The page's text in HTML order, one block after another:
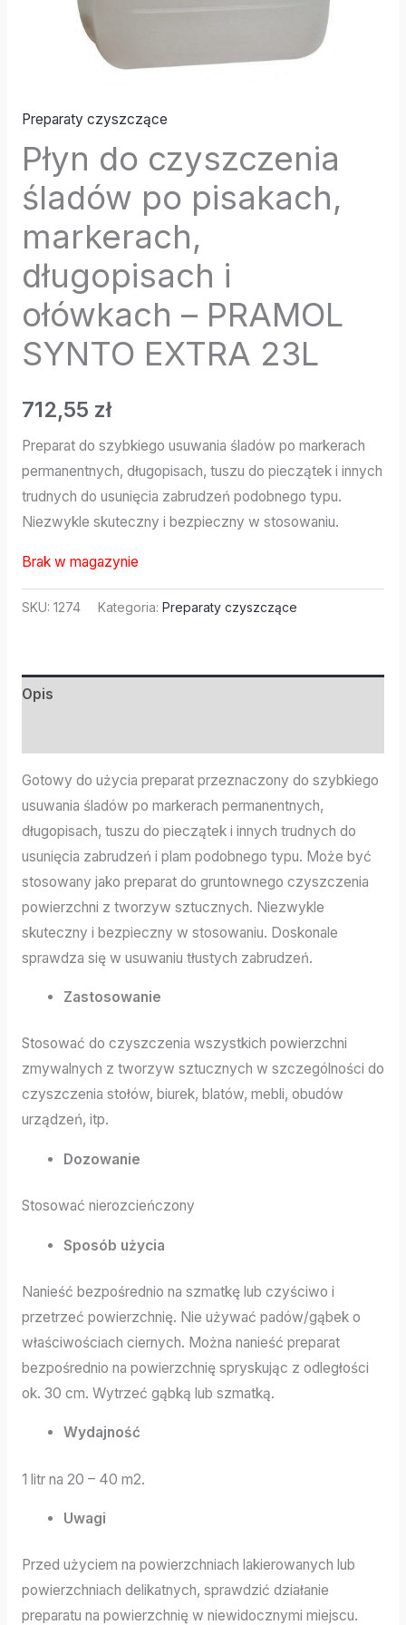
Preparaty czyszczące
Płyn do czyszczenia
śladów po pisakach,
markerach,
długopisach i
ołówkach – PRAMOL
SYNTO EXTRA 23L
712,55 zł
Preparat do szybkiego usuwania śladów po markerach
permanentnych, długopisach, tuszu do pieczątek i innych
trudnych do usunięcia zabrudzeń podobnego typu.
Niezwykle skuteczny i bezpieczny w stosowaniu.
Brak w magazynie
SKU: 1274 Kategoria: Preparaty czyszczące
Opis
Gotowy do użycia preparat przeznaczony do szybkiego
usuwania śladów po markerach permanentnych,
długopisach, tuszu do pieczątek i innych trudnych do
usunięcia zabrudzeń i plam podobnego typu. Może być
stosowany jako preparat do gruntownego czyszczenia
powierzchni z tworzyw sztucznych. Niezwykle
skuteczny i bezpieczny w stosowaniu. Doskonale
sprawdza się w usuwaniu tłustych zabrudzeń.
Zastosowanie
Stosować do czyszczenia wszystkich powierzchni
zmywalnych z tworzyw sztucznych w szczególności do
czyszczenia stołów, biurek, blatów, mebli, obudów
urządzeń, itp.
Dozowanie
Stosować nierozcieńczony
Sposób użycia
Nanieść bezpośrednio na szmatkę lub czyściwo i
przetrzeć powierzchnię. Nie używać padów/gąbek o
właściwościach ciernych. Można nanieść preparat
bezpośrednio na powierzchnię spryskując z odległości
ok. 30 cm. Wytrzeć gąbką lub szmatką.
Wydajność
1 litr na 20 – 40 m2.
Uwagi
Przed użyciem na powierzchniach lakierowanych lub
powierzchniach delikatnych, sprawdzić działanie
preparatu na powierzchnię w niewidocznymi miejscu.